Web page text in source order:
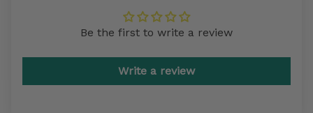
Be the first to write a review
Write a review